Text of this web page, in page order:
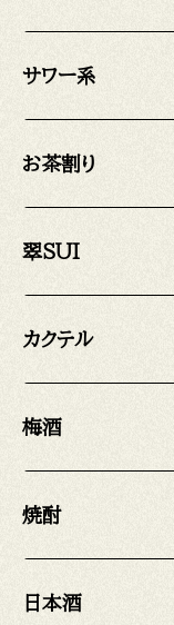
サワー系
お茶割り
翠SUI
カクテル
梅酒
焼酎
日本酒